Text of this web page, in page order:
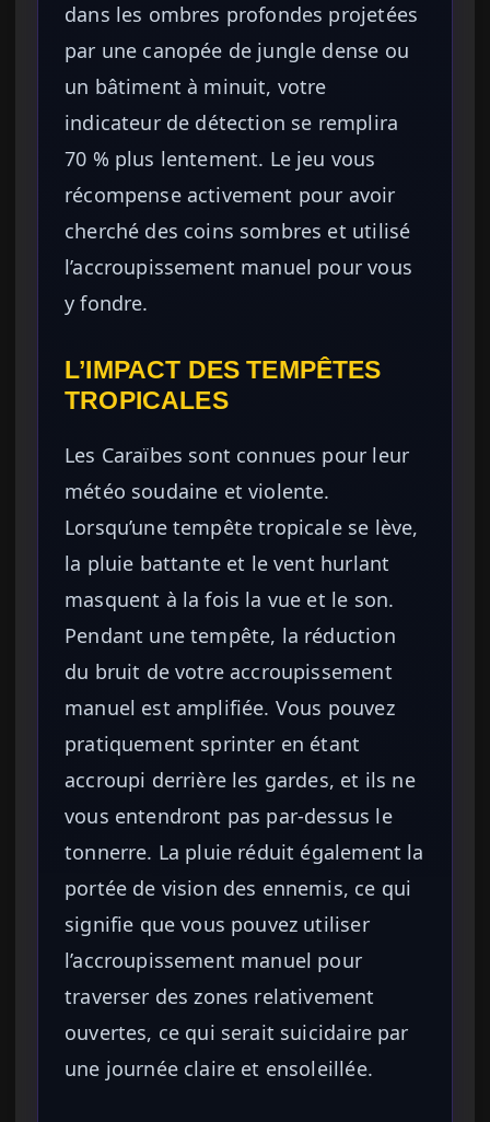
dans les ombres profondes projetées
par une canopée de jungle dense ou
un bâtiment à minuit, votre
indicateur de détection se remplira
70 % plus lentement. Le jeu vous
récompense activement pour avoir
cherché des coins sombres et utilisé
l’accroupissement manuel pour vous
y fondre.
L’IMPACT DES TEMPÊTES
TROPICALES
Les Caraïbes sont connues pour leur
météo soudaine et violente.
Lorsqu’une tempête tropicale se lève,
la pluie battante et le vent hurlant
masquent à la fois la vue et le son.
Pendant une tempête, la réduction
du bruit de votre accroupissement
manuel est amplifiée. Vous pouvez
pratiquement sprinter en étant
accroupi derrière les gardes, et ils ne
vous entendront pas par-dessus le
tonnerre. La pluie réduit également la
portée de vision des ennemis, ce qui
signifie que vous pouvez utiliser
l’accroupissement manuel pour
traverser des zones relativement
ouvertes, ce qui serait suicidaire par
une journée claire et ensoleillée.